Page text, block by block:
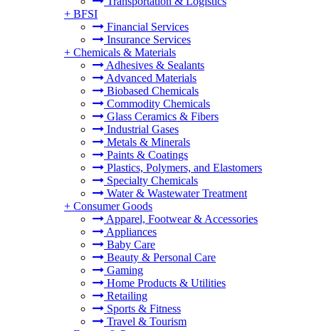
+ BFSI
Financial Services
Insurance Services
+ Chemicals & Materials
Adhesives & Sealants
Advanced Materials
Biobased Chemicals
Commodity Chemicals
Glass Ceramics & Fibers
Industrial Gases
Metals & Minerals
Paints & Coatings
Plastics, Polymers, and Elastomers
Specialty Chemicals
Water & Wastewater Treatment
+ Consumer Goods
Apparel, Footwear & Accessories
Appliances
Baby Care
Beauty & Personal Care
Gaming
Home Products & Utilities
Retailing
Sports & Fitness
Travel & Tourism